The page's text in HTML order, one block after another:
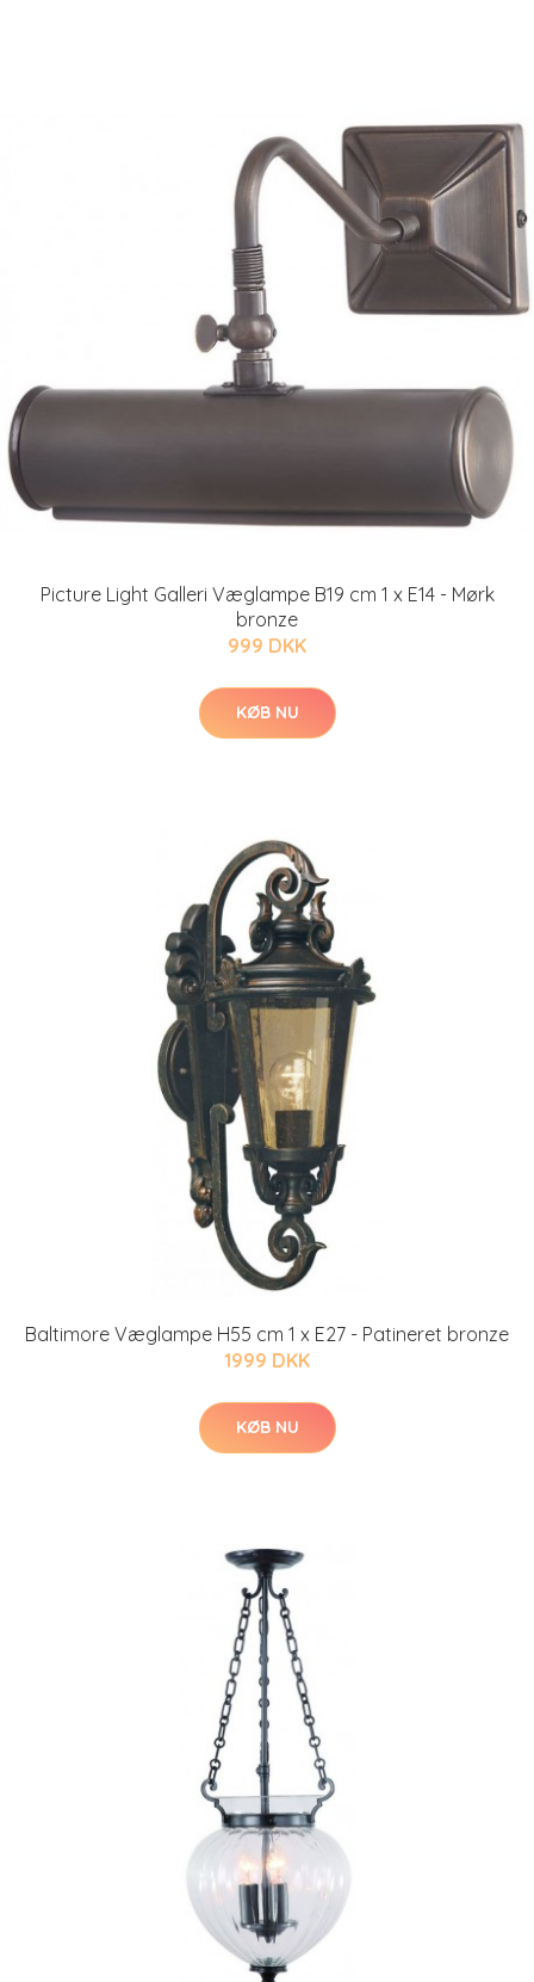
Picture Light Galleri Væglampe B19 cm 1 x E14 - Mørk
bronze
999 DKK
KØB NU
Baltimore Væglampe H55 cm 1 x E27 - Patineret bronze
1999 DKK
KØB NU